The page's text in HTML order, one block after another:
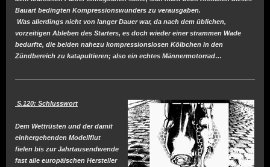
Bauart bedingten Kompressionswunders zu verausgaben.
Was allerdings nicht von langer Dauer war, da nach dem üblichen,
vorzeitigen Ableben des Starters, es doch wieder einer strammen Wade
bedurfte, die beiden nahezu kompressionslosen Kölbchen in den
Zündbereich zu katapultieren; also ein echtes Männermotorrad…
S.120: Schlusswort
Dem Wettrüsten und der damit
einhergehenden Modellflut
fielen bis zur Jahrtausendwende
fast alle europäischen Hersteller